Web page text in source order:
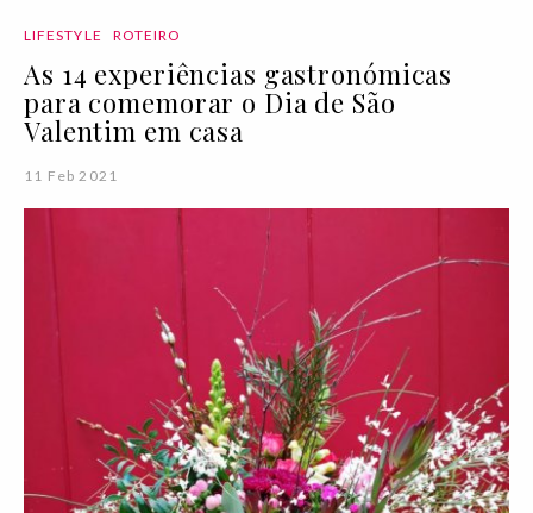
LIFESTYLE ROTEIRO
As 14 experiências gastronómicas
para comemorar o Dia de São
Valentim em casa
11 Feb 2021